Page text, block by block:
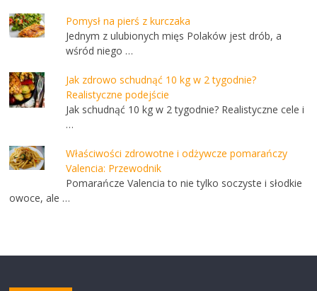
Pomysł na pierś z kurczaka
Jednym z ulubionych mięs Polaków jest drób, a
wśród niego …
Jak zdrowo schudnąć 10 kg w 2 tygodnie?
Realistyczne podejście
Jak schudnąć 10 kg w 2 tygodnie? Realistyczne cele i
…
Właściwości zdrowotne i odżywcze pomarańczy
Valencia: Przewodnik
Pomarańcze Valencia to nie tylko soczyste i słodkie
owoce, ale …